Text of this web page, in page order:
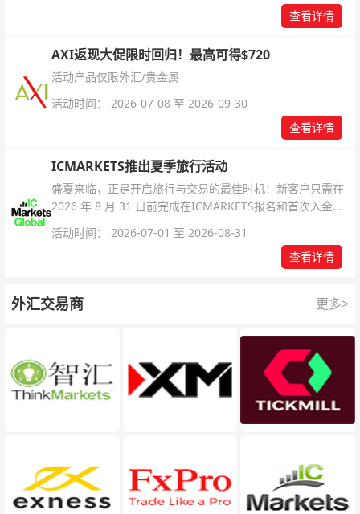
查看详情
AXI返现大促限时回归！最高可得$720
活动产品仅限外汇/贵金属
活动时间： 2026-07-08 至 2026-09-30
查看详情
ICMARKETS推出夏季旅行活动
盛夏来临，正是开启旅行与交易的最佳时机！新客户只需在
2026 年 8 月 31 日前完成在ICMARKETS报名和首次入金即
可参与！
活动时间： 2026-07-01 至 2026-08-31
查看详情
外汇交易商 更多>